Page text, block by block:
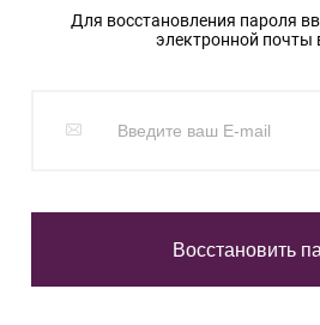
Для восстановления пароля
электронной почты